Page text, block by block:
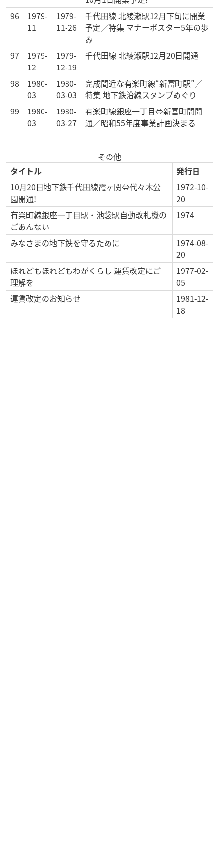
96
1979-
11
1979-
11-26
千代田線 北綾瀬駅12月下旬に開業
予定／特集 マナーポスター5年の歩
み
97
1979-
12
1979-
12-19
千代田線 北綾瀬駅12月20日開通
98
1980-
03
1980-
03-03
完成間近な有楽町線“新富町駅”／
特集 地下鉄沿線スタンプめぐり
99
1980-
03
1980-
03-27
有楽町線銀座一丁目⇔新富町間開
通／昭和55年度事業計画決まる
その他
タイトル
発行日
10月20日地下鉄千代田線霞ヶ関⇔代々木公
園開通!
1972-10-
20
有楽町線銀座一丁目駅・池袋駅自動改札機の
ごあんない
1974
みなさまの地下鉄を守るために
1974-08-
20
ほれどもほれどもわがくらし 運賃改定にご
理解を
1977-02-
05
運賃改定のお知らせ
1981-12-
18